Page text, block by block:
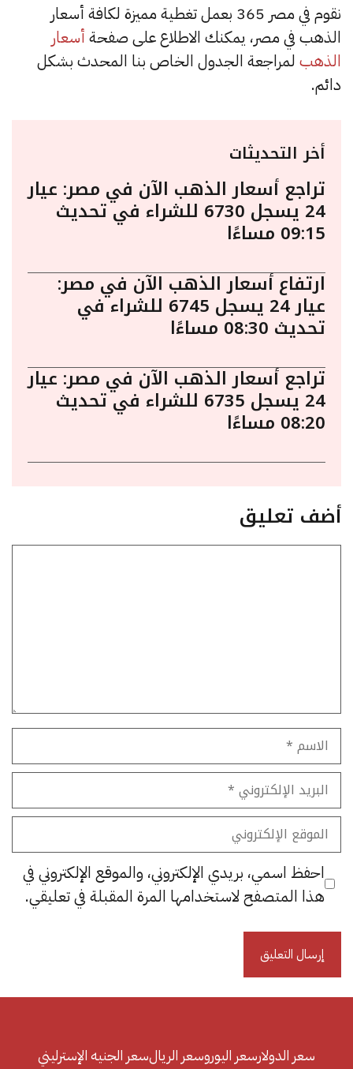
نقوم في مصر 365 بعمل تغطية مميزة لكافة أسعار
الذهب في مصر، يمكنك الاطلاع على صفحة أسعار
الذهب لمراجعة الجدول الخاص بنا المحدث بشكل
دائم.
أخر التحديثات
تراجع أسعار الذهب الآن في مصر: عيار
24 يسجل 6730 للشراء في تحديث
09:15 مساءًا
ارتفاع أسعار الذهب الآن في مصر:
عيار 24 يسجل 6745 للشراء في
تحديث 08:30 مساءًا
تراجع أسعار الذهب الآن في مصر: عيار
24 يسجل 6735 للشراء في تحديث
08:20 مساءًا
أضف تعليق
الاسم
البريد
الإلكتروني
الموقع
الإلكتروني
احفظ اسمي، بريدي الإلكتروني، والموقع الإلكتروني في
هذا المتصفح لاستخدامها المرة المقبلة في تعليقي.
سعر الدولارسعر اليوروسعر الريالسعر الجنيه الإسترليني